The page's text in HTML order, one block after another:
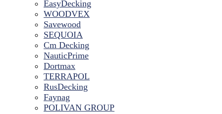
EasyDecking
WOODVEX
Savewood
SEQUOIA
Cm Decking
NauticPrime
Dortmax
TERRAPOL
RusDecking
Faynag
POLIVAN GROUP